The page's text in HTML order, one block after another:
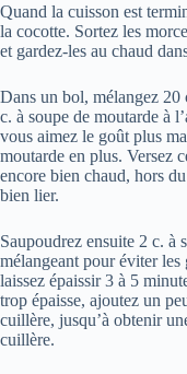
Quand la cuisson est
la cocotte. Sortez les
et gardez-les au chaud
Dans un bol, mélangez 20
c. à soupe de moutarde à
vous aimez le goût plus
moutarde en plus. Versez
encore bien chaud, hors
bien lier.
Saupoudrez ensuite 2 c. à
mélangeant pour éviter
laissez épaissir 3 à 5
trop épaisse, ajoutez un
cuillère, jusqu’à obtenir
cuillère.